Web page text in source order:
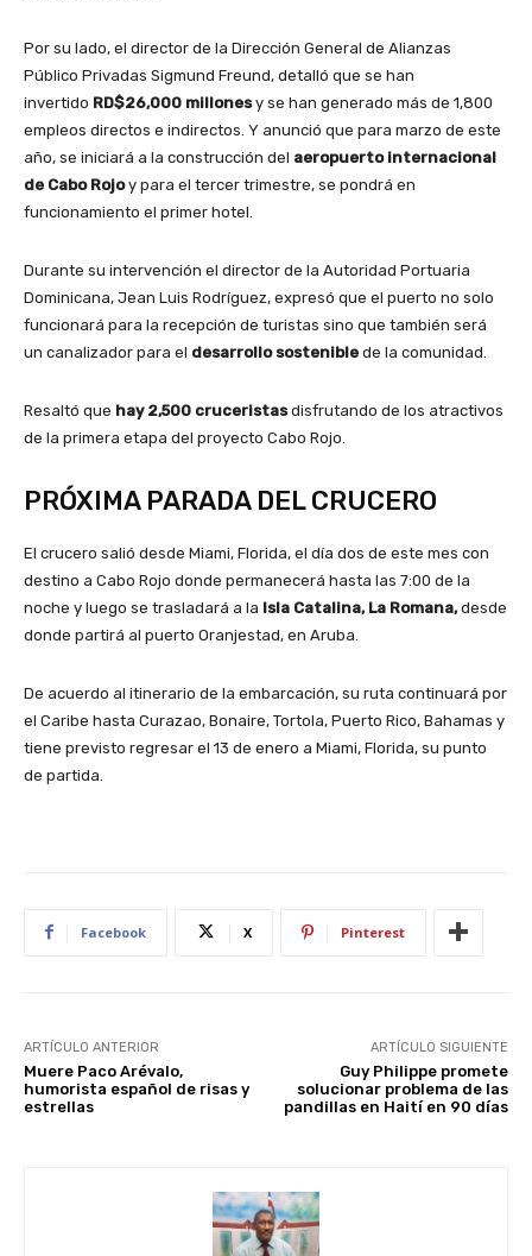
Por su lado, el director de la Dirección General de Alianzas
Público Privadas Sigmund Freund, detalló que se han
invertido RD$26,000 millonesy se han generado más de 1,800
empleos directos e indirectos. Y anunció que para marzo de este
año, se iniciará a la construcción del aeropuerto internacional
de Cabo Rojoy para el tercer trimestre, se pondrá en
funcionamiento el primer hotel.
Durante su intervención el director de la Autoridad Portuaria
Dominicana, Jean Luis Rodríguez, expresó que el puerto no solo
funcionará para la recepción de turistas sino que también será
un canalizador para el desarrollo sostenible de la comunidad.
Resaltó que hay 2,500 cruceristasdisfrutando de los atractivos
de la primera etapa del proyecto Cabo Rojo.
PRÓXIMA PARADA DEL CRUCERO
El crucero salió desde Miami, Florida, el día dos de este mes con
destino a Cabo Rojo donde permanecerá hasta las 7:00 de la
noche y luego se trasladará a la Isla Catalina, La Romana,desde
donde partirá al puerto Oranjestad, en Aruba.
De acuerdo al itinerario de la embarcación, su ruta continuará por
el Caribe hasta Curazao, Bonaire, Tortola, Puerto Rico, Bahamas y
tiene previsto regresar el 13 de enero a Miami, Florida, su punto
de partida.
Facebook X Pinterest
ARTÍCULO ANTERIOR
Muere Paco Arévalo,
humorista español de risas y
estrellas
ARTÍCULO SIGUIENTE
Guy Philippe promete
solucionar problema de las
pandillas en Haití en 90 días